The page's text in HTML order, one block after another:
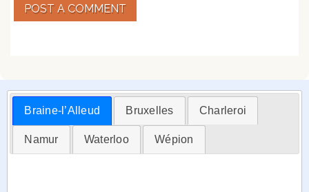
POST A COMMENT
Braine-l’Alleud Bruxelles Charleroi
Namur Waterloo Wépion